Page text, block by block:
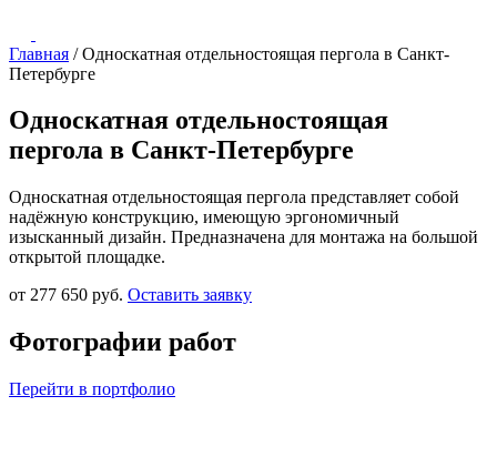
Главная /Односкатная отдельностоящая пергола в Санкт-
Петербурге
Односкатная отдельностоящая
пергола в Санкт-Петербурге
Односкатная отдельностоящая пергола представляет собой
надёжную конструкцию, имеющую эргономичный
изысканный дизайн. Предназначена для монтажа на большой
открытой площадке.
от 277 650 руб. Оставить заявку
Фотографии работ
Перейти в портфолио